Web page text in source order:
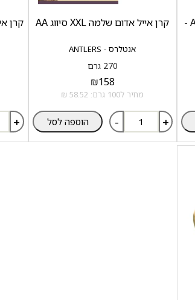
קרן אייל אדום שלמה XS סיווג AA -
אנטלרס - ANTLERS
קרן אייל אדום שלמה XXL סיווג AA
270 גרם
₪158
מחיר ל100 גרם: 58.52 ₪
- + הוספה לסל +